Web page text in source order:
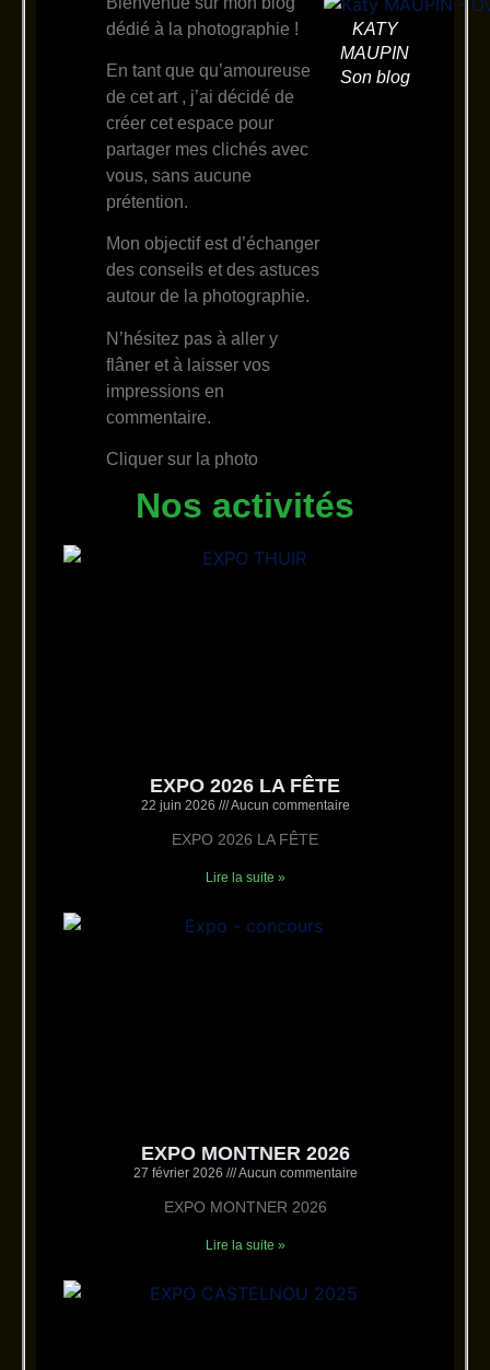
dédié à la photographie !
En tant que qu’amoureuse
de cet art , j’ai décidé de
créer cet espace pour
partager mes clichés avec
vous, sans aucune
prétention.
Mon objectif est d’échanger
des conseils et des astuces
autour de la photographie.
N’hésitez pas à aller y
flâner et à laisser vos
impressions en
commentaire.
Cliquer sur la photo
KATY
MAUPIN
Son blog
Nos activités
EXPO 2026 LA FÊTE
22 juin 2026 Aucun commentaire
EXPO 2026 LA FÊTE
Lire la suite »
EXPO MONTNER 2026
27 février 2026 Aucun commentaire
EXPO MONTNER 2026
Lire la suite »